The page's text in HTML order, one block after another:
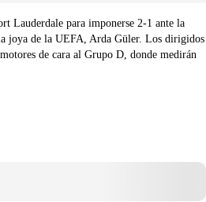
Lauderdale para imponerse 2-1 ante la
joya de la UEFA, Arda Güler. Los dirigidos
de cara al Grupo D, donde medirán